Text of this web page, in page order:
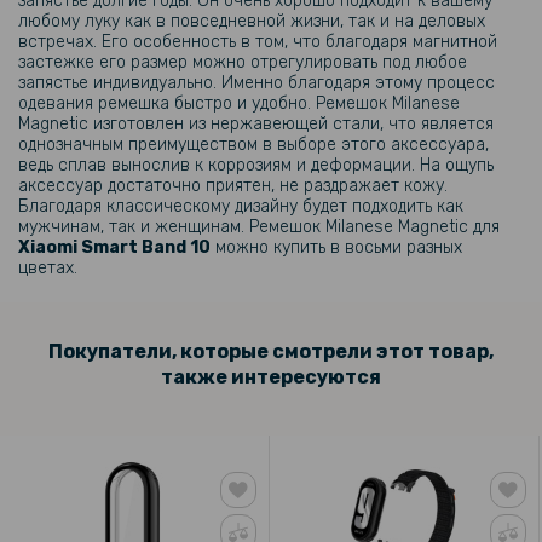
229 грн
Ремешок Silicone для Xiaomi Smart Band 10
183 грн
229 грн
USB кабель-зарядка для Xiaomi Smart Band 10, Black
Ремешок Glacier Armor для смарт-часов Xiaomi Smart Band 10 с
металической застежкой
любому луку как в повседневной жизни, так и на деловых
встречах. Его особенность в том, что благодаря магнитной
застежке его размер можно отрегулировать под любое
запястье индивидуально. Именно благодаря этому процесс
одевания ремешка быстро и удобно. Ремешок Milanese
Magnetic изготовлен из нержавеющей стали, что является
однозначным преимуществом в выборе этого аксессуара,
ведь сплав вынослив к коррозиям и деформации. На ощупь
аксессуар достаточно приятен, не раздражает кожу.
Благодаря классическому дизайну будет подходить как
мужчинам, так и женщинам. Ремешок Milanese Magnetic для
Xiaomi Smart Band 10 можно купить в восьми разных
цветах.
Покупатели, которые смотрели этот товар,
также интересуются